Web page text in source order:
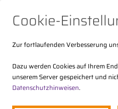
Cookie-
Zur fortlaufenden Verbesserung
Dazu werden Cookies auf Ihrem
unserem Server gespeichert und
Datenschutzhinweisen.
Der DStV